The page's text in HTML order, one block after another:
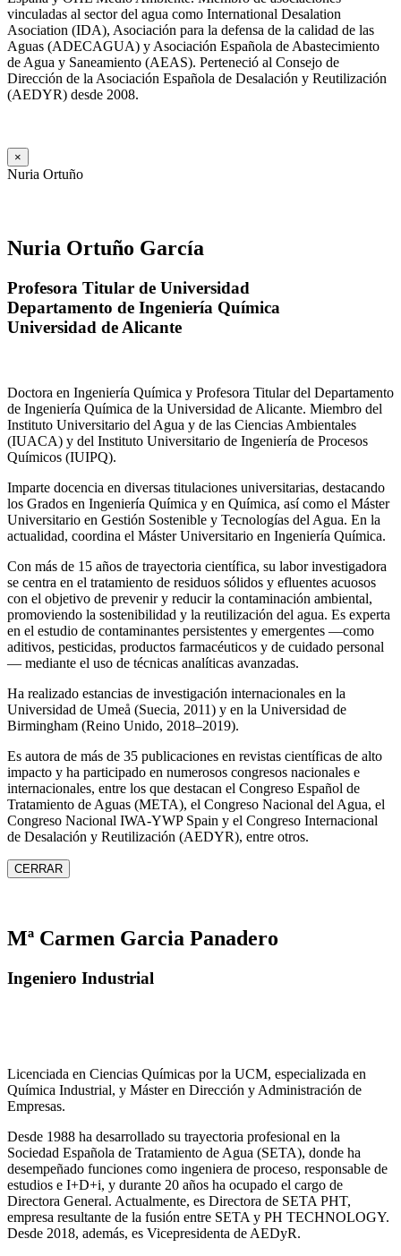
vinculadas al sector del agua como International Desalation
Asociation (IDA), Asociación para la defensa de la calidad de las
Aguas (ADECAGUA) y Asociación Española de Abastecimiento
de Agua y Saneamiento (AEAS). Perteneció al Consejo de
Dirección de la Asociación Española de Desalación y Reutilización
(AEDYR) desde 2008.
×
Nuria Ortuño
Nuria Ortuño García
Profesora Titular de Universidad
Departamento de Ingeniería Química
Universidad de Alicante
Doctora en Ingeniería Química y Profesora Titular del Departamento
de Ingeniería Química de la Universidad de Alicante. Miembro del
Instituto Universitario del Agua y de las Ciencias Ambientales
(IUACA) y del Instituto Universitario de Ingeniería de Procesos
Químicos (IUIPQ).
Imparte docencia en diversas titulaciones universitarias, destacando
los Grados en Ingeniería Química y en Química, así como el Máster
Universitario en Gestión Sostenible y Tecnologías del Agua. En la
actualidad, coordina el Máster Universitario en Ingeniería Química.
Con más de 15 años de trayectoria científica, su labor investigadora
se centra en el tratamiento de residuos sólidos y efluentes acuosos
con el objetivo de prevenir y reducir la contaminación ambiental,
promoviendo la sostenibilidad y la reutilización del agua. Es experta
en el estudio de contaminantes persistentes y emergentes —como
aditivos, pesticidas, productos farmacéuticos y de cuidado personal
— mediante el uso de técnicas analíticas avanzadas.
Ha realizado estancias de investigación internacionales en la
Universidad de Umeå (Suecia, 2011) y en la Universidad de
Birmingham (Reino Unido, 2018–2019).
Es autora de más de 35 publicaciones en revistas científicas de alto
impacto y ha participado en numerosos congresos nacionales e
internacionales, entre los que destacan el Congreso Español de
Tratamiento de Aguas (META), el Congreso Nacional del Agua, el
Congreso Nacional IWA‑YWP Spain y el Congreso Internacional
de Desalación y Reutilización (AEDYR), entre otros.
CERRAR
Mª Carmen Garcia Panadero
Ingeniero Industrial
Licenciada en Ciencias Químicas por la UCM, especializada en
Química Industrial, y Máster en Dirección y Administración de
Empresas.
Desde 1988 ha desarrollado su trayectoria profesional en la
Sociedad Española de Tratamiento de Agua (SETA), donde ha
desempeñado funciones como ingeniera de proceso, responsable de
estudios e I+D+i, y durante 20 años ha ocupado el cargo de
Directora General. Actualmente, es Directora de SETA PHT,
empresa resultante de la fusión entre SETA y PH TECHNOLOGY.
Desde 2018, además, es Vicepresidenta de AEDyR.